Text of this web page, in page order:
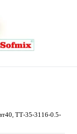
TТ-35-3116-0.5-